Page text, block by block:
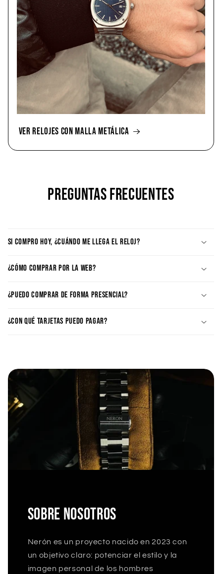
VER RELOJES CON MALLA METÁLICA
PREGUNTAS FRECUENTES
SI COMPRO HOY, ¿CUÁNDO ME LLEGA EL RELOJ?
¿CÓMO COMPRAR POR LA WEB?
¿PUEDO COMPRAR DE FORMA PRESENCIAL?
¿CON QUÉ TARJETAS PUEDO PAGAR?
SOBRE NOSOTROS
Nerón es un proyecto nacido en 2023 con
un objetivo claro: potenciar el estilo y la
imagen personal de los hombres